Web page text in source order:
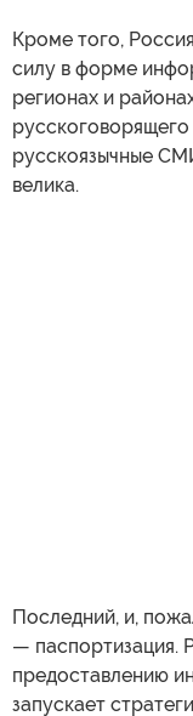
Кроме того,
силу в форме
регионах и
русскоязычные
велика.
Последний, и,
— паспортизация.
предоставлению
запускает